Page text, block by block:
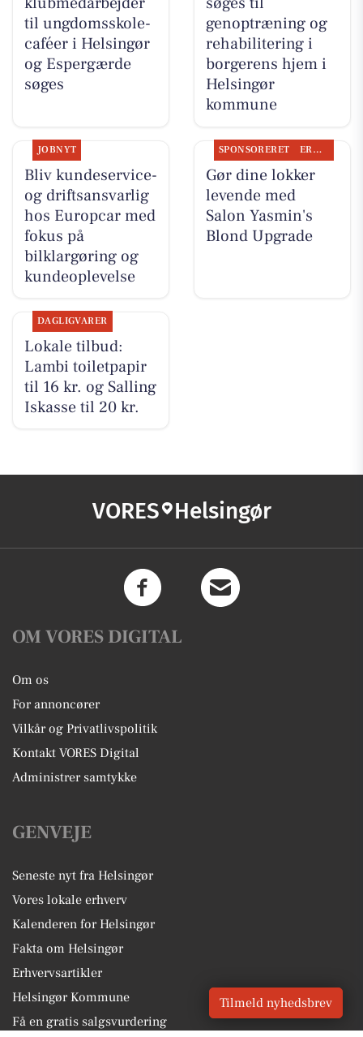
til ungdomsskole-
caféer i Helsingør
og Espergærde
søges
genoptræning og
rehabilitering i
borgerens hjem i
Helsingør
kommune
JOBNYT
Bliv kundeservice-
og driftsansvarlig
hos Europcar med
fokus på
bilklargøring og
kundeoplevelse
SPONSORERET ERHVERV
Gør dine lokker
levende med
Salon Yasmin's
Blond Upgrade
DAGLIGVARER
Lokale tilbud:
Lambi toiletpapir
til 16 kr. og Salling
Iskasse til 20 kr.
VORES Helsingør
OM VORES DIGITAL
Om os
For annoncører
Vilkår og Privatlivspolitik
Kontakt VORES Digital
Administrer samtykke
GENVEJE
Seneste nyt fra Helsingør
Vores lokale erhverv
Kalenderen for Helsingør
Fakta om Helsingør
Erhvervsartikler
Helsingør Kommune
Få en gratis salgsvurdering
Tilmeld nyhedsbrev